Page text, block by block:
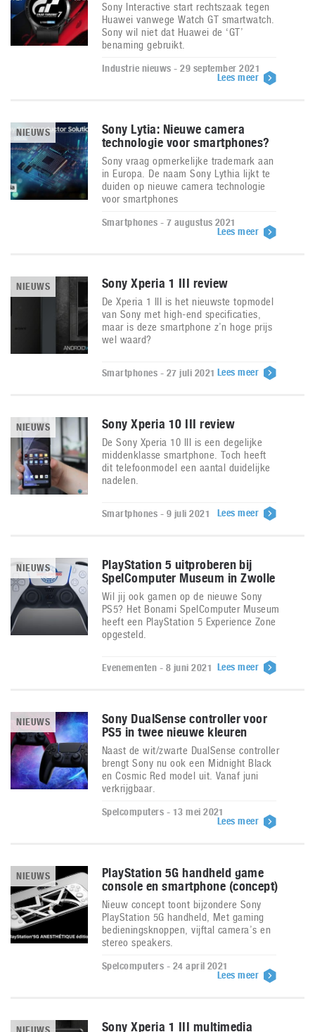
Sony Interactive start rechtszaak tegen
Huawei vanwege Watch GT smartwatch.
Sony wil niet dat Huawei de ‘GT’
benaming gebruikt.
Industrie nieuws - 29 september 2021
Lees meer
NIEUWS
Sony Lytia: Nieuwe camera
technologie voor smartphones?
Sony vraag opmerkelijke trademark aan
in Europa. De naam Sony Lythia lijkt te
duiden op nieuwe camera technologie
voor smartphones
Smartphones - 7 augustus 2021
Lees meer
NIEUWS Sony Xperia 1 III review
De Xperia 1 III is het nieuwste topmodel
van Sony met high-end specificaties,
maar is deze smartphone z’n hoge prijs
wel waard?
Smartphones - 27 juli 2021 Lees meer
NIEUWS Sony Xperia 10 III review
De Sony Xperia 10 III is een degelijke
middenklasse smartphone. Toch heeft
dit telefoonmodel een aantal duidelijke
nadelen.
Smartphones - 9 juli 2021 Lees meer
NIEUWS
PlayStation 5 uitproberen bij
SpelComputer Museum in Zwolle
Wil jij ook gamen op de nieuwe Sony
PS5? Het Bonami SpelComputer Museum
heeft een PlayStation 5 Experience Zone
opgesteld.
Evenementen - 8 juni 2021 Lees meer
NIEUWS
Sony DualSense controller voor
PS5 in twee nieuwe kleuren
Naast de wit/zwarte DualSense controller
brengt Sony nu ook een Midnight Black
en Cosmic Red model uit. Vanaf juni
verkrijgbaar.
Spelcomputers - 13 mei 2021
Lees meer
NIEUWS
PlayStation 5G handheld game
console en smartphone (concept)
Nieuw concept toont bijzondere Sony
PlayStation 5G handheld, Met gaming
bedieningsknoppen, vijftal camera’s en
stereo speakers.
Spelcomputers - 24 april 2021
Lees meer
Sony Xperia 1 III multimedia